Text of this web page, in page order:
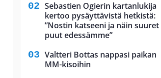
Sebastien Ogierin kartanlukija
kertoo pysäyttävistä hetkistä:
”Nostin katseeni ja näin suuret
puut edessämme”
Valtteri Bottas nappasi paikan
MM-kisoihin